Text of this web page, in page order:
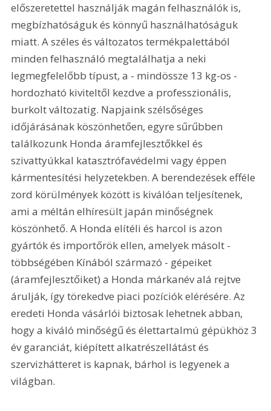
előszeretettel használják magán felhasználók is,
megbízhatóságuk és könnyű használhatóságuk
miatt. A széles és változatos termékpalettából
minden felhasználó megtalálhatja a neki
legmegfelelőbb típust, a - mindössze 13 kg-os -
hordozható kiviteltől kezdve a professzionális,
burkolt változatig. Napjaink szélsőséges
időjárásának köszönhetően, egyre sűrűbben
találkozunk Honda áramfejlesztőkkel és
szivattyúkkal katasztrófavédelmi vagy éppen
kármentesítési helyzetekben. A berendezések efféle
zord körülmények között is kiválóan teljesítenek,
ami a méltán elhíresült japán minőségnek
köszönhető. A Honda elítéli és harcol is azon
gyártók és importőrök ellen, amelyek másolt -
többségében Kínából származó - gépeiket
(áramfejlesztőiket) a Honda márkanév alá rejtve
árulják, így törekedve piaci pozíciók elérésére. Az
eredeti Honda vásárlói biztosak lehetnek abban,
hogy a kiváló minőségű és élettartalmú gépükhöz 3
év garanciát, kiépített alkatrészellátást és
szervizhátteret is kapnak, bárhol is legyenek a
világban.